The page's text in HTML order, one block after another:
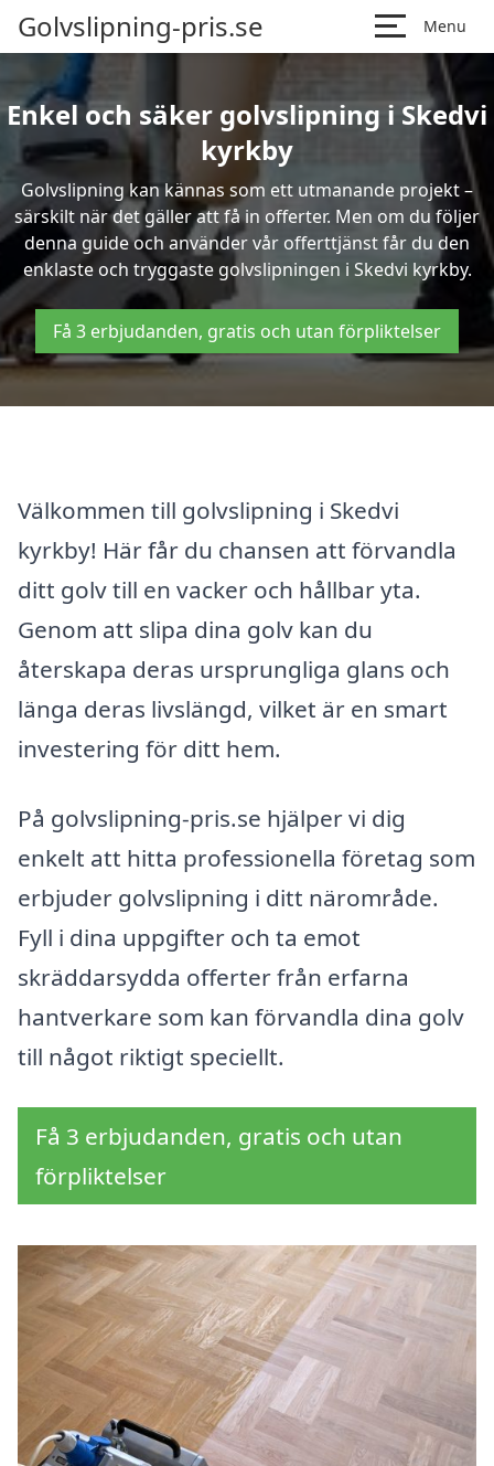
Golvslipning-pris.se Menu
Enkel och säker golvslipning i Skedvi
kyrkby
Golvslipning kan kännas som ett utmanande projekt –
särskilt när det gäller att få in offerter. Men om du följer
denna guide och använder vår offerttjänst får du den
enklaste och tryggaste golvslipningen i Skedvi kyrkby.
Få 3 erbjudanden, gratis och utan förpliktelser
Välkommen till golvslipning i Skedvi
kyrkby! Här får du chansen att förvandla
ditt golv till en vacker och hållbar yta.
Genom att slipa dina golv kan du
återskapa deras ursprungliga glans och
länga deras livslängd, vilket är en smart
investering för ditt hem.
På golvslipning-pris.se hjälper vi dig
enkelt att hitta professionella företag som
erbjuder golvslipning i ditt närområde.
Fyll i dina uppgifter och ta emot
skräddarsydda offerter från erfarna
hantverkare som kan förvandla dina golv
till något riktigt speciellt.
Få 3 erbjudanden, gratis och utan
förpliktelser